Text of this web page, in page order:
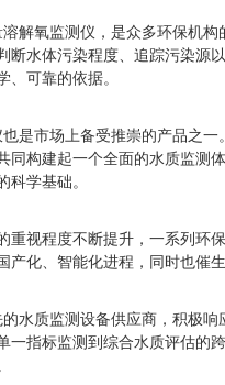
解氧监测仪，是众多环保机
断水体污染程度、追踪污染源
可靠的依据。
是市场上备受推崇的产品之一
同构建起一个全面的水质监测
学基础。
重视程度不断提升，一系列环
化、智能化进程，同时也催
水质监测设备供应商，积极
一指标监测到综合水质评估的